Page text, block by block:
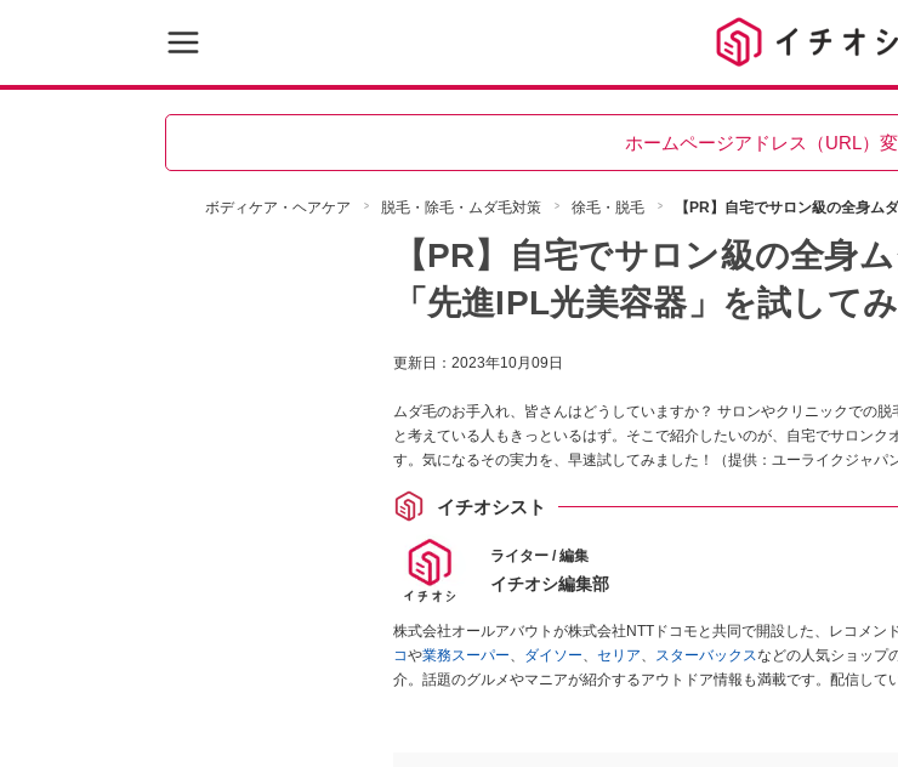
ホームページアドレス（URL）
ボディケア・ヘアケア 脱毛・除毛・ムダ毛対策 徐毛・脱毛 【PR】自宅でサロン級の全身
【PR】自宅でサロン級の全
「先進IPL光美容器」を試して
更新日： 2023年10月09日
ムダ毛のお手入れ、皆さんはどうしていますか？ サロンやクリニックでの
と考えている人もきっといるはず。そこで紹介したいのが、自宅でサロン
す。気になるその実力を、早速試してみました！（提供：ユーライクジャパ
イチオシスト
ライター / 編集
イチオシ編集部
株式会社オールアバウトが株式会社NTTドコモと共同で開設した、レコメン
コや業務スーパー、 ダイソー、 セリア、 スターバックスなどの人気ショップ
介。話題のグルメやマニアが紹介するアウトドア情報も満載です。配信して